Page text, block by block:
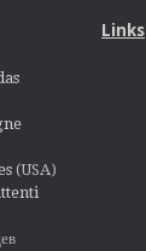
(USA)
Links